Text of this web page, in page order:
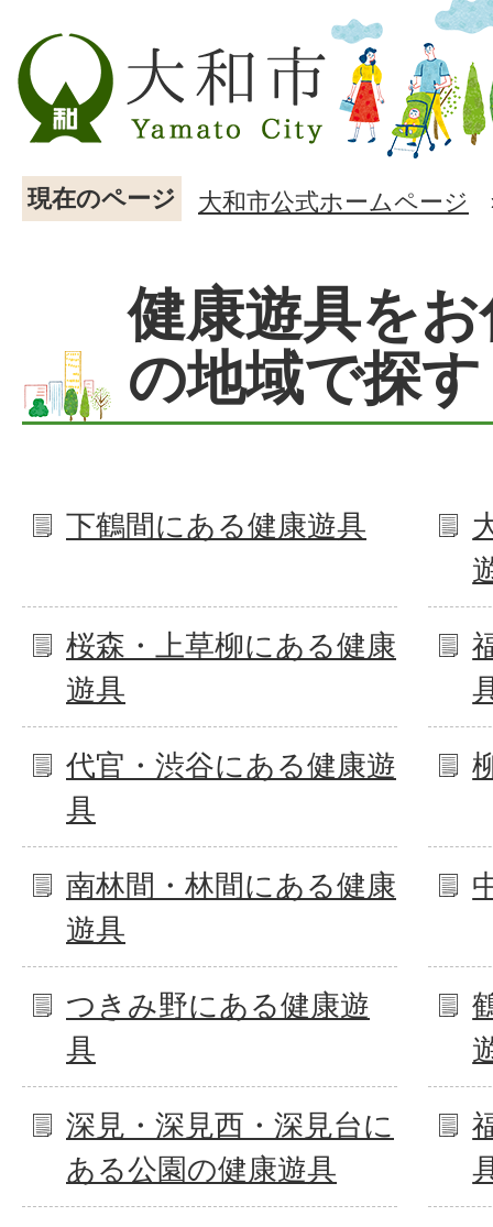
現在のページ 大和市公式ホームページ
健康遊具を
の地域で探す
下鶴間にある健康遊具
桜森・上草柳にある健康
遊具
代官・渋谷にある健康遊
具
南林間・林間にある健康
遊具
つきみ野にある健康遊
具
深見・深見西・深見台に
ある公園の健康遊具